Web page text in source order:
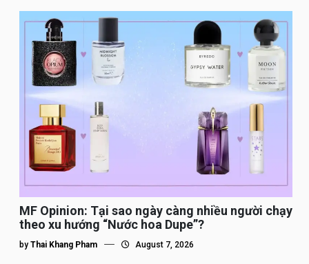
MF Opinion: Tại sao ngày càng nhiều người chạy
theo xu hướng “Nước hoa Dupe”?
by Thai Khang Pham August 7, 2026